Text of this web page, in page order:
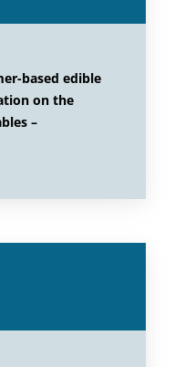
based edible
on the
–